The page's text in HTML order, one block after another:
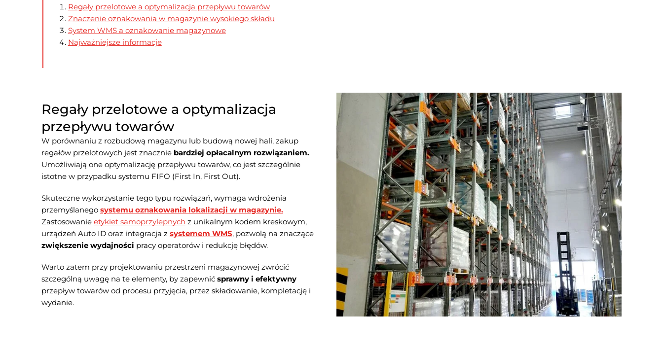
Regały przelotowe a optymalizacja przepływu towarów
Znaczenie oznakowania w magazynie wysokiego składu​
​System WMS a oznakowanie magazynowe
Najważniejsze informacje
Regały przelotowe a optymalizacja
przepływu towarów
W porównaniu z rozbudową magazynu lub budową nowej hali, zakup
regałów przelotowych jest znacznie bardziej opłacalnym rozwiązaniem.
Umożliwiają one optymalizację przepływu towarów, co jest szczególnie
istotne w przypadku systemu FIFO (First In, First Out).
Skuteczne wykorzystanie tego typu rozwiązań, wymaga wdrożenia
przemyślanego systemu oznakowania lokalizacji w magazynie.
Zastosowanie etykiet samoprzylepnych z unikalnym kodem kreskowym,
urządzeń Auto ID oraz integracja z systemem WMS, pozwolą na znaczące
zwiększenie wydajności pracy operatorów i redukcję błędów.
Warto zatem przy projektowaniu przestrzeni magazynowej zwrócić
szczególną uwagę na te elementy, by zapewnić sprawny i efektywny
przepływ towarów od procesu przyjęcia, przez składowanie, kompletację i
wydanie.